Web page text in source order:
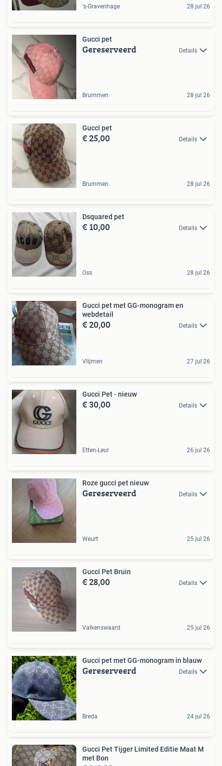
's-Gravenhage 28 jul 26
Gucci pet
Gereserveerd Details
Brummen 28 jul 26
Gucci pet
€ 25,00 Details
Brummen 28 jul 26
Dsquared pet
€ 10,00 Details
Oss 28 jul 26
Gucci pet met GG-monogram en
webdetail
€ 20,00 Details
Vlijmen 27 jul 26
Gucci Pet - nieuw
€ 30,00 Details
Etten-Leur 26 jul 26
Roze gucci pet nieuw
Gereserveerd Details
Weurt 25 jul 26
Gucci Pet Bruin
€ 28,00 Details
Valkenswaard 25 jul 26
Gucci pet met GG-monogram in blauw
Gereserveerd Details
Breda 24 jul 26
Gucci Pet Tijger Limited Editie Maat M
met Bon